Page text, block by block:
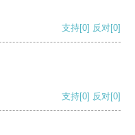
支持[0] 反对[0]
支持[0] 反对[0]